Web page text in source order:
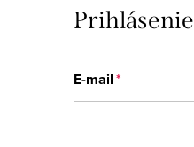
Prihlásenie
E-mail